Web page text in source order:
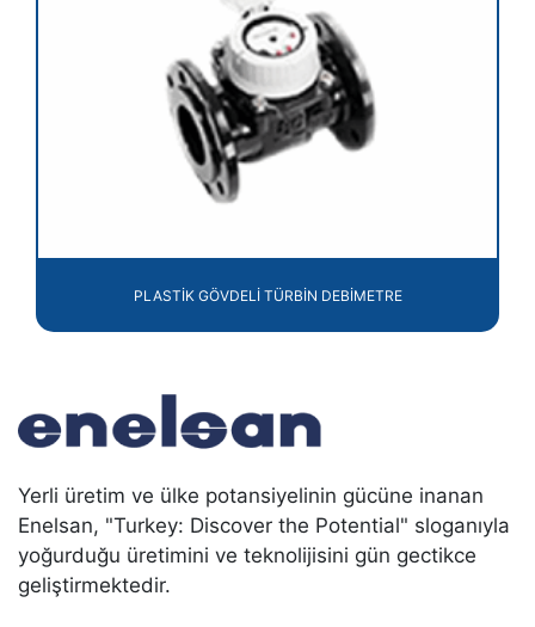
PLASTİK GÖVDELİ TÜRBİN DEBİMETRE
Yerli üretim ve ülke potansiyelinin gücüne inanan
Enelsan, "Turkey: Discover the Potential" sloganıyla
yoğurduğu üretimini ve teknolijisini gün gectikce
geliştirmektedir.